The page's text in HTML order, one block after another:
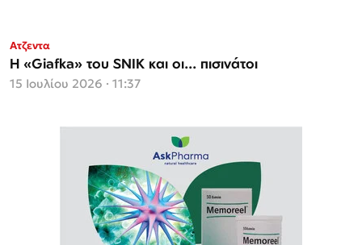
Ατζεντα
Η «Giafka» του SNIK και οι... πισινάτοι
15 Ιουλίου 2026 · 11:37